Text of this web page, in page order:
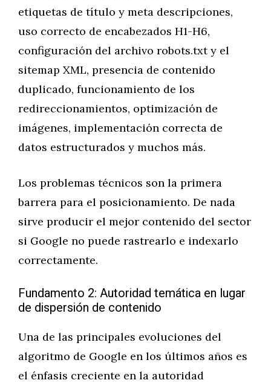
etiquetas de título y meta descripciones,
uso correcto de encabezados H1-H6,
configuración del archivo robots.txt y el
sitemap XML, presencia de contenido
duplicado, funcionamiento de los
redireccionamientos, optimización de
imágenes, implementación correcta de
datos estructurados y muchos más.
Los problemas técnicos son la primera
barrera para el posicionamiento. De nada
sirve producir el mejor contenido del sector
si Google no puede rastrearlo e indexarlo
correctamente.
Fundamento 2: Autoridad temática en lugar
de dispersión de contenido
Una de las principales evoluciones del
algoritmo de Google en los últimos años es
el énfasis creciente en la autoridad